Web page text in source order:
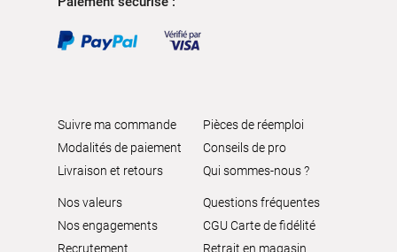
Suivre ma commande
Modalités de paiement
Livraison et retours
Pièces de réemploi
Conseils de pro
Qui sommes-nous ?
Nos valeurs
Nos engagements
Recrutement
Questions fréquentes
CGU Carte de fidélité
Retrait en magasin